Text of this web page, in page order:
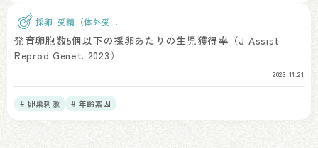
採卵-受精（体外受
精）
発育卵胞数5個以下の採卵あたりの生児獲得率（J Assist
Reprod Genet. 2023）
2023.11.21
# 卵巣刺激 # 年齢素因